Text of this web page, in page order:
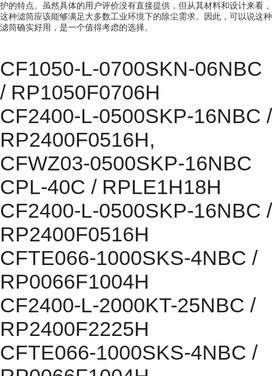
护的特点。虽然具体的用户评价没有直接提供，但从其材料和设计来看，
这种滤筒应该能够满足大多数工业环境下的除尘需求。因此，可以说这种
滤筒确实好用，是一个值得考虑的选择。
CF1050-L-0700SKN-06NBC
/ RP1050F0706H
CF2400-L-0500SKP-16NBC /
RP2400F0516H,
CFWZ03-0500SKP-16NBC
CPL-40C / RPLE1H18H
CF2400-L-0500SKP-16NBC /
RP2400F0516H
CFTE066-1000SKS-4NBC /
RP0066F1004H
CF2400-L-2000KT-25NBC /
RP2400F2225H
CFTE066-1000SKS-4NBC /